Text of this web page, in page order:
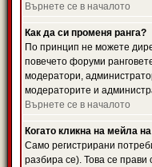
Върнете се в началото
Как да си променя ранга?
По принцип не можете
повечето форуми
модератори,
модераторите и
Върнете се в началото
Когато кликна на мейла
Само регистрирани
разбира се). Това се